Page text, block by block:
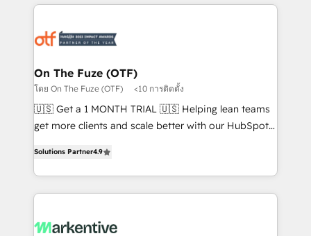
services, smart agents, and purpose-built apps,
results, fast. ⚙️CRM & RevOps: Align all Hubs to your
🎯Demand Gen & ABM: Drive pipeline with inbound,
ABM, AEO, SEO, & paid media. 👩‍💻Web Design:
Build high-performing websites with UX, messaging,
& conversion strategy that drive results. 🤖AI
AI, & maximize AEO with tailored AI services. 🧩
Integrations: Extend HubSpot with custom
On The Fuze (OTF)
โดย On The Fuze (OTF) <10 การติดตั้ง
🇺🇸 Get a 1 MONTH TRIAL 🇺🇸 Helping lean teams
get more clients and scale better with our HubSpot
Win more business - Reduce no-shows - Improve
lead & deal conversion rates - Scale with less
What do you get? 🤓 Our client's are too busy to
Solutions Partner4.9